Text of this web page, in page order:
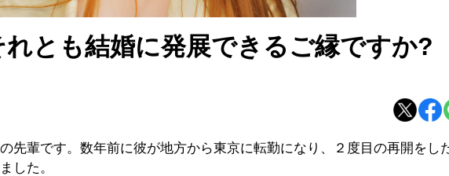
とも結婚に発展できるご縁ですか?
先輩です。数年前に彼が地方から東京に転勤になり、２度目の再開をし
した。